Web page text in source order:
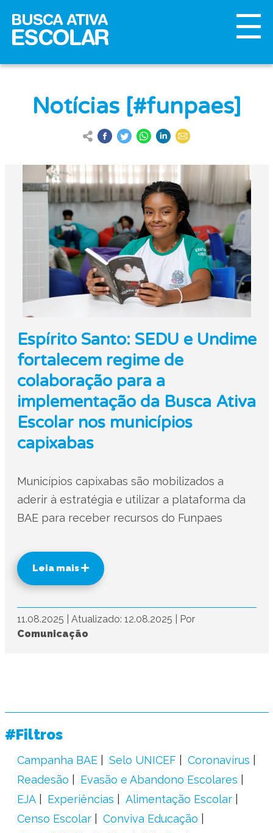
Notícias [#funpaes]
Espírito Santo: SEDU e Undime
fortalecem regime de
colaboração para a
implementação da Busca Ativa
Escolar nos municípios
capixabas
Municípios capixabas são mobilizados a
aderir à estratégia e utilizar a plataforma da
BAE para receber recursos do Funpaes
Leia mais
11.08.2025 Atualizado: 12.08.2025
Por
Comunicação
#Filtros
Campanha BAE Selo UNICEF
Coronavírus
Readesão
Evasão e Abandono Escolares
EJA
Experiências
Alimentação Escolar
Censo Escolar
Conviva Educação